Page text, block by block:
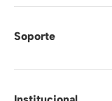
Soporte